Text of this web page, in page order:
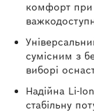
комфорт при
сумісним з
виборі
Надійна Li-
стабільну